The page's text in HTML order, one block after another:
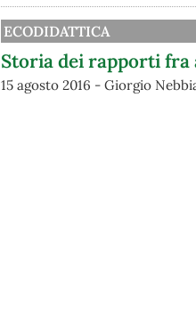
ECODIDATTICA
Storia dei rapporti fra
15 agosto 2016 - Giorgio